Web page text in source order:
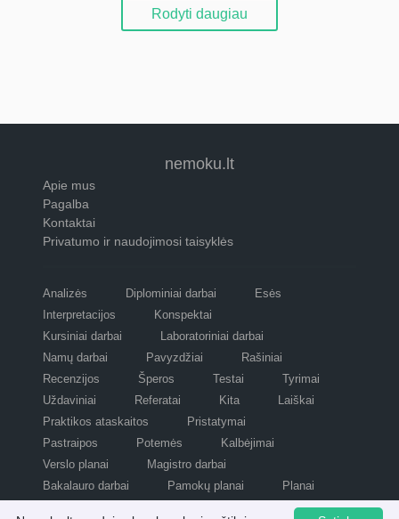
Rodyti daugiau
nemoku.lt
Apie mus
Pagalba
Kontaktai
Privatumo ir naudojimosi taisyklės
Analizės Diplominiai darbai
Esės
Interpretacijos
Konspektai
Kursiniai darbai
Laboratoriniai darbai
Namų darbai
Pavyzdžiai
Rašiniai
Recenzijos
Šperos Testai
Tyrimai
Uždaviniai
Referatai Kita
Laiškai
Praktikos ataskaitos
Pristatymai
Pastraipos
Potemės
Kalbėjimai
Verslo planai
Magistro darbai
Bakalauro darbai
Pamokų planai
Planai